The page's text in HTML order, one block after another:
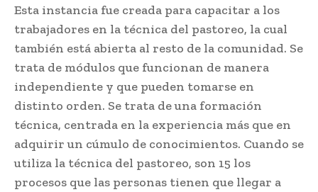
Esta instancia fue creada para capacitar a los
trabajadores en la técnica del pastoreo, la cual
también está abierta al resto de la comunidad. Se
trata de módulos que funcionan de manera
independiente y que pueden tomarse en
distinto orden. Se trata de una formación
técnica, centrada en la experiencia más que en
adquirir un cúmulo de conocimientos. Cuando se
utiliza la técnica del pastoreo, son 15 los
procesos que las personas tienen que llegar a